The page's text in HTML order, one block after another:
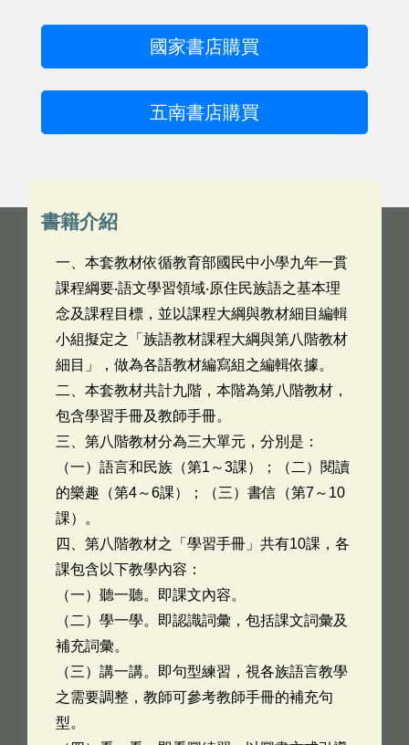
國家書店購買
五南書店購買
書籍介紹
一、本套教材依循教育部國民中小學九年一貫
課程綱要‧語文學習領域‧原住民族語之基本理
念及課程目標，並以課程大綱與教材細目編輯
小組擬定之「族語教材課程大綱與第八階教材
細目」，做為各語教材編寫組之編輯依據。
二、本套教材共計九階，本階為第八階教材，
包含學習手冊及教師手冊。
三、第八階教材分為三大單元，分別是：
（一）語言和民族（第1～3課）；（二）閱讀
的樂趣（第4～6課）；（三）書信（第7～10
課）。
四、第八階教材之「學習手冊」共有10課，各
課包含以下教學內容：
（一）聽一聽。即課文內容。
（二）學一學。即認識詞彙，包括課文詞彙及
補充詞彙。
（三）講一講。即句型練習，視各族語言教學
之需要調整，教師可參考教師手冊的補充句
型。